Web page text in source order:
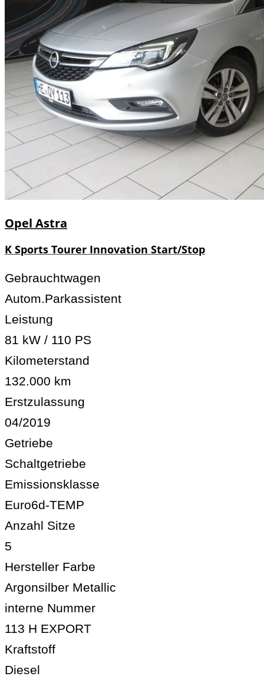
Opel Astra
K Sports Tourer Innovation Start/Stop
Gebrauchtwagen
Autom.Parkassistent
Leistung
81 kW / 110 PS
Kilometerstand
132.000 km
Erstzulassung
04/2019
Getriebe
Schaltgetriebe
Emissionsklasse
Euro6d-TEMP
Anzahl Sitze
5
Hersteller Farbe
Argonsilber Metallic
interne Nummer
113 H EXPORT
Kraftstoff
Diesel